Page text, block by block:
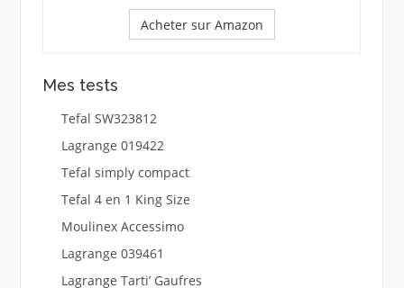
Acheter sur Amazon
Mes tests
Tefal SW323812
Lagrange 019422
Tefal simply compact
Tefal 4 en 1 King Size
Moulinex Accessimo
Lagrange 039461
Lagrange Tarti’ Gaufres